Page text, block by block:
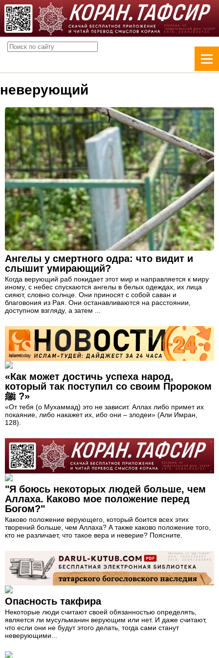
неверующий
Ангелы у смертного одра: что видит и
слышит умирающий?
Когда верующий раб покидает этот мир и направляется к миру
иному, с небес спускаются ангелы в белых одеждах, их лица
сияют, словно солнце. Они приносят с собой саван и
благовония из Рая. Они останавливаются на расстоянии,
доступном взгляду, а затем ...
«Как может достичь успеха народ,
который так поступил со своим Пророком
ﷺ ?»
«От тебя (о Мухаммад) это не зависит. Аллах либо примет их
покаяние, либо накажет их, ибо они – злодеи» (Али Имран,
128).
"Я боюсь некоторых людей больше, чем
Аллаха. Каково мое положение перед
Богом?"
Каково положение верующего, который боится всех этих
творений больше, чем Аллаха? А также каково положение того,
кто не различает, что такое вера и неверие? Поясните.
Опасность такфира
Некоторые люди считают своей обязанностью определять,
является ли мусульманин верующим или нет. И даже считают,
что если они не будут этого делать, тогда сами станут
неверующими...